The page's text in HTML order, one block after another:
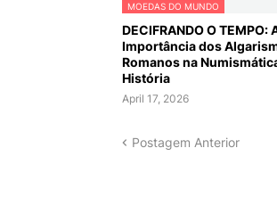
MOEDAS DO MUNDO
DECIFRANDO O TEMPO:
Importância dos
Romanos na
História
April 17, 2026
Postagem Anterior